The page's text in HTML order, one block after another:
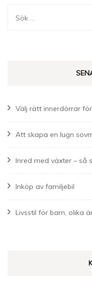
Sök
Välj rätt innerdörrar
Att skapa en lugn
Inred med växter – så
Inköp av familjebil
Livsstil för barn, olika